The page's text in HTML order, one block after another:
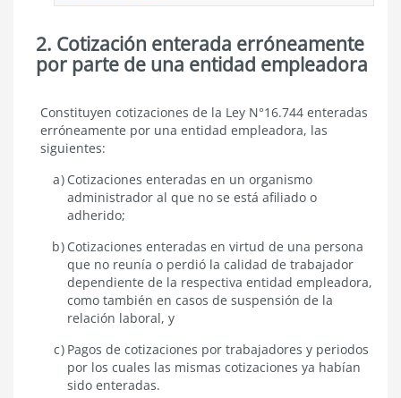
2. Cotización enterada erróneamente
por parte de una entidad empleadora
Cotización
enterada
erróneamente
por
entidad
Constituyen cotizaciones de la Ley N°16.744 enteradas
erróneamente por una entidad empleadora, las
siguientes:
Cotizaciones enteradas en un organismo
administrador al que no se está afiliado o
adherido;
Cotizaciones enteradas en virtud de una persona
que no reunía o perdió la calidad de trabajador
dependiente de la respectiva entidad empleadora,
como también en casos de suspensión de la
relación laboral, y
Pagos de cotizaciones por trabajadores y periodos
por los cuales las mismas cotizaciones ya habían
sido enteradas.